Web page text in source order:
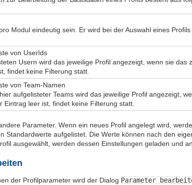
Modul eindeutig sein. Er wird bei der Auswahl eines
von UserIds
Usern wird das jeweilige Profil angezeigt, wenn sie das
findet keine Filterung statt.
von Team-Namen
aufgelisteter Teams wird das jeweilige Profil angezeigt,
Eintrag leer ist, findet keine Filterung statt.
Parameter. Wenn ein neues Profil angelegt wird,
Standardwerte aufgelistet. Die Werte können nach den
ausgewählt, werden dessen Einstellungen geladen und
der Profilparameter wird der Dialog Parameter